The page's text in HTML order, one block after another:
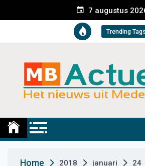
e
t
7 augustus
Trending Tags
Medemblik
Home 2018 januari
24